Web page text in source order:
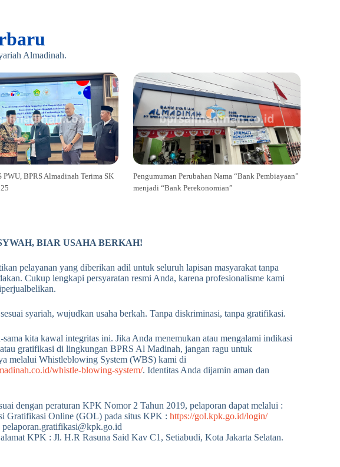
Almadinah.
PWU, BPRS Almadinah Terima SK
Pengumuman Perubahan Nama “Bank Pembiayaan”
menjadi “Bank Perekonomian”
BIAR USAHA BERKAH!
pelayanan yang diberikan adil untuk seluruh lapisan masyarakat tanpa
Cukup lengkapi persyaratan resmi Anda, karena profesionalisme kami
syariah, wujudkan usaha berkah. Tanpa diskriminasi, tanpa gratifikasi.
sama kita kawal integritas ini. Jika Anda menemukan atau mengalami indikasi
gratifikasi di lingkungan BPRS Al Madinah, jangan ragu untuk
melalui Whistleblowing System (WBS) kami di
whistle-blowing-system/. Identitas Anda dijamin aman dan
dengan peraturan KPK Nomor 2 Tahun 2019, pelaporan dapat melalui :
Gratifikasi Online (GOL) pada situs KPK : https://gol.kpk.go.id/login/
KPK : Jl. H.R Rasuna Said Kav C1, Setiabudi, Kota Jakarta Selatan.